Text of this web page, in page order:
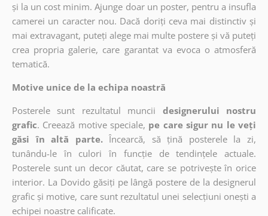
și la un cost minim. Ajunge doar un poster, pentru a insufla
camerei un caracter nou. Dacă doriți ceva mai distinctiv și
mai extravagant, puteți alege mai multe postere și vă puteți
crea propria galerie, care garantat va evoca o atmosferă
tematică.
Motive unice de la echipa noastră
Posterele sunt rezultatul muncii
designerului nostru
grafic. Creează motive speciale, pe care sigur nu le veți
găsi în altă parte. Încearcă, să țină posterele la zi,
tunându-le în culori în funcție de tendințele actuale.
Posterele sunt un decor căutat, care se potrivește în orice
interior. La Dovido găsiți pe lângă postere de la designerul
grafic și motive, care sunt rezultatul unei selecțiuni onești a
echipei noastre calificate.